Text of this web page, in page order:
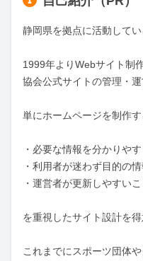
静岡県を拠点に活動してい
1999年よりWebサイト制
協会公式サイトの管理・運
単にホームページを制作す
・必要な情報を分かりや
・利用者が迷わず目的の
・運営者が更新しやすいこ
を重視したサイト設計を得
これまでにスポーツ団体